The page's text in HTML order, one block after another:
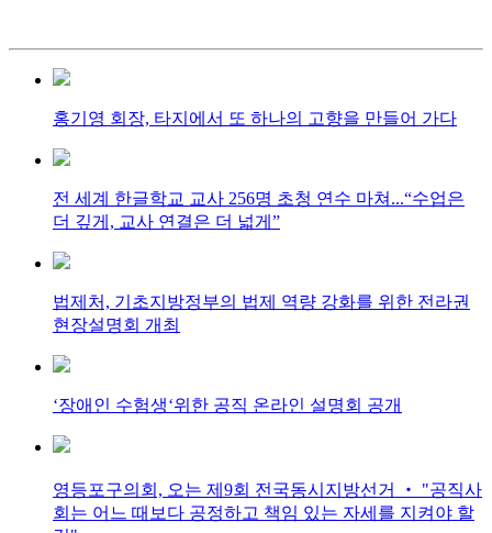
홍기영 회장, 타지에서 또 하나의 고향을 만들어 가다
전 세계 한글학교 교사 256명 초청 연수 마쳐...“수업은
더 깊게, 교사 연결은 더 넓게”
법제처, 기초지방정부의 법제 역량 강화를 위한 전라권
현장설명회 개최
‘장애인 수험생‘위한 공직 온라인 설명회 공개
영등포구의회, 오는 제9회 전국동시지방선거 ‧ "공직사
회는 어느 때보다 공정하고 책임 있는 자세를 지켜야 할